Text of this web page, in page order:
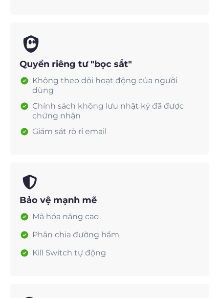
Quyền riêng tư "bọc sắt"
Không theo dõi hoạt động của người
dùng
Chính sách không lưu nhật ký đã được
chứng nhận
Giám sát rò rỉ email
Bảo vệ mạnh mẽ
Mã hóa nâng cao
Phân chia đường hầm
Kill Switch tự động